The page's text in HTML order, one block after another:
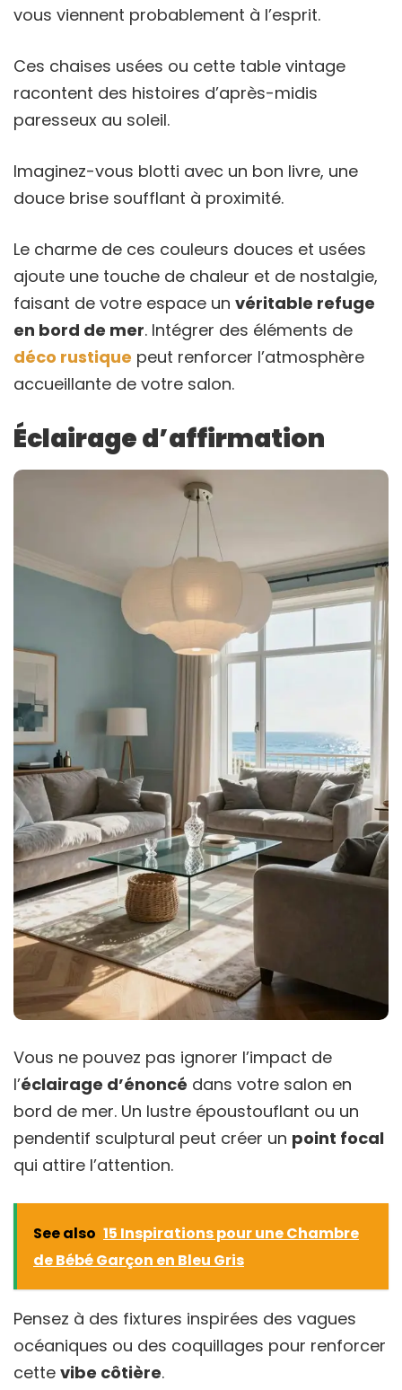
vous viennent probablement à l’esprit.
Ces chaises usées ou cette table vintage
racontent des histoires d’après-midis
paresseux au soleil.
Imaginez-vous blotti avec un bon livre, une
douce brise soufflant à proximité.
Le charme de ces couleurs douces et usées
ajoute une touche de chaleur et de nostalgie,
faisant de votre espace un véritable refuge
en bord de mer. Intégrer des éléments de
déco rustique peut renforcer l’atmosphère
accueillante de votre salon.
Éclairage d’affirmation
Vous ne pouvez pas ignorer l’impact de
l’éclairage d’énoncé dans votre salon en
bord de mer. Un lustre époustouflant ou un
pendentif sculptural peut créer un point focal
qui attire l’attention.
See also 15 Inspirations pour une Chambre
de Bébé Garçon en Bleu Gris
Pensez à des fixtures inspirées des vagues
océaniques ou des coquillages pour renforcer
cette vibe côtière.